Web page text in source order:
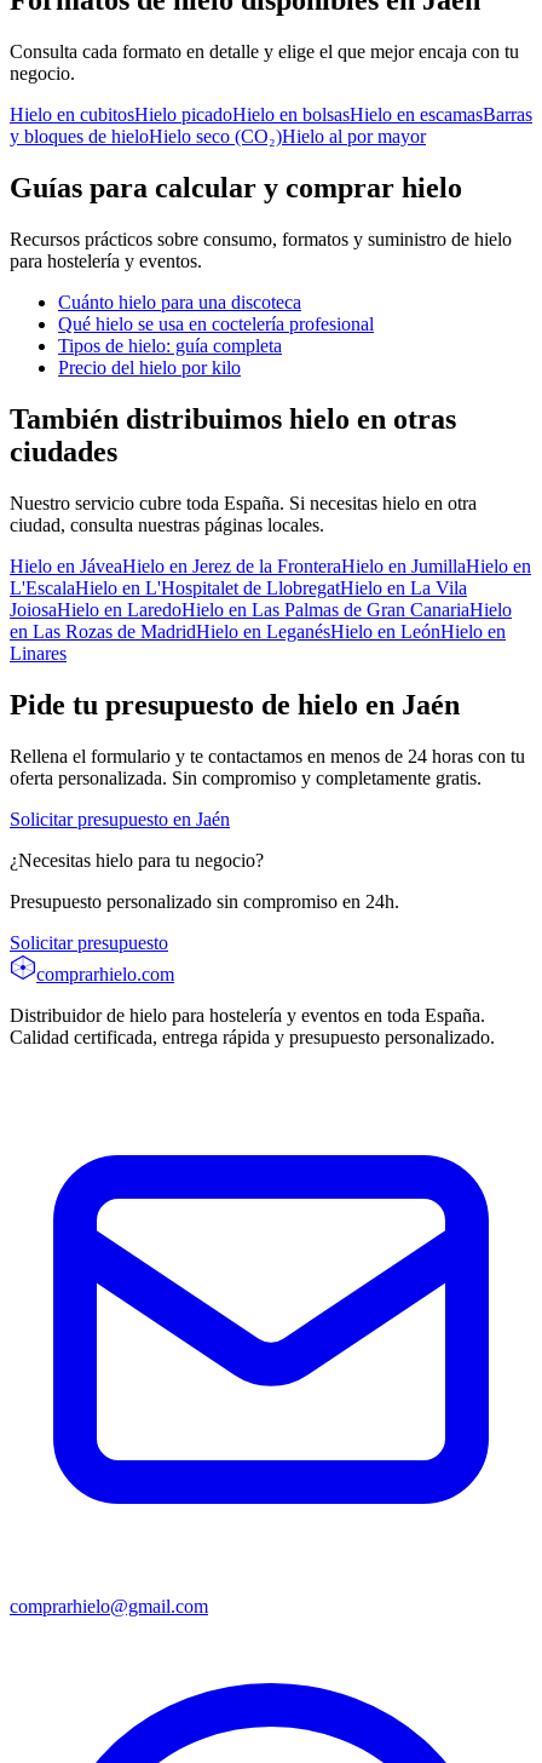
Consulta cada formato en detalle y elige el que mejor encaja con tu
negocio.
Hielo en cubitosHielo picadoHielo en bolsasHielo en escamasBarras
y bloques de hieloHielo seco (CO₂)Hielo al por mayor
Guías para calcular y comprar hielo
Recursos prácticos sobre consumo, formatos y suministro de hielo
para hostelería y eventos.
Cuánto hielo para una discoteca
Qué hielo se usa en coctelería profesional
Tipos de hielo: guía completa
Precio del hielo por kilo
También distribuimos hielo en otras
ciudades
Nuestro servicio cubre toda España. Si necesitas hielo en otra
ciudad, consulta nuestras páginas locales.
Hielo en JáveaHielo en Jerez de la FronteraHielo en JumillaHielo en
L'EscalaHielo en L'Hospitalet de LlobregatHielo en La Vila
JoiosaHielo en LaredoHielo en Las Palmas de Gran CanariaHielo
en Las Rozas de MadridHielo en LeganésHielo en LeónHielo en
Linares
Pide tu presupuesto de hielo en Jaén
Rellena el formulario y te contactamos en menos de 24 horas con tu
oferta personalizada. Sin compromiso y completamente gratis.
Solicitar presupuesto en Jaén
¿Necesitas hielo para tu negocio?
Presupuesto personalizado sin compromiso en 24h.
Solicitar presupuesto
comprarhielo.com
Distribuidor de hielo para hostelería y eventos en toda España.
Calidad certificada, entrega rápida y presupuesto personalizado.
comprarhielo@gmail.com